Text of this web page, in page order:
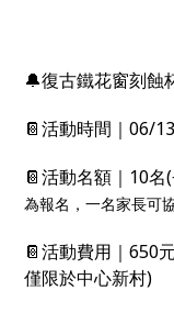
🔔復古鐵花窗刻蝕
📔活動時間｜06/
📔活動名額｜10名(
為報名，一名家長可
📔活動費用｜650
僅限於中心新村)